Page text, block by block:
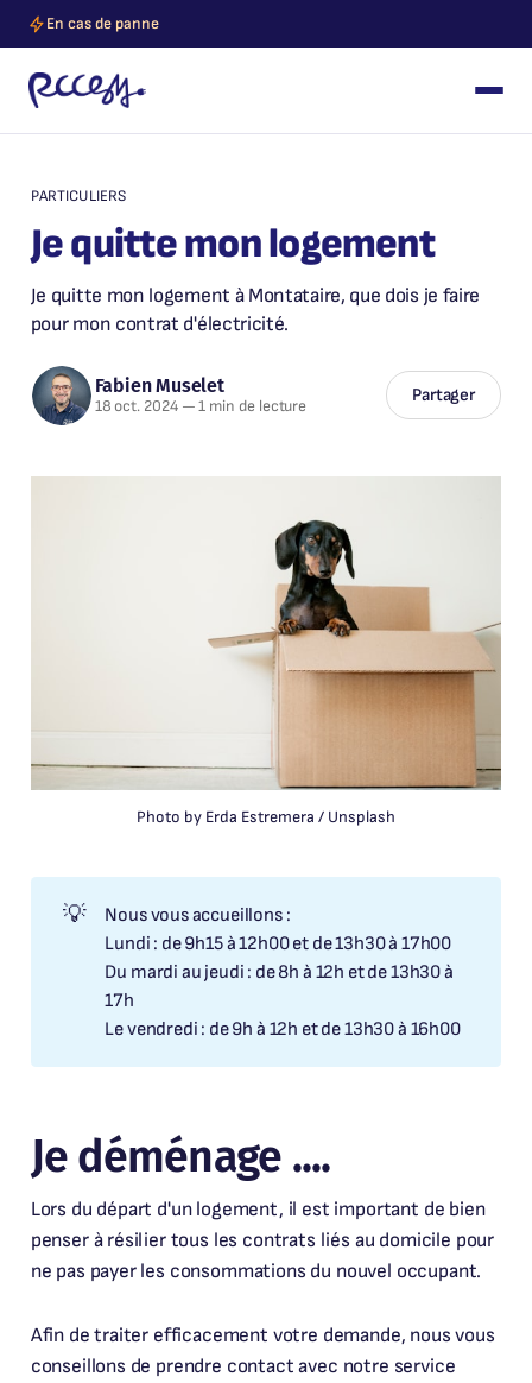
En cas de panne
PARTICULIERS
Je quitte mon logement
Je quitte mon logement à Montataire, que dois je faire
pour mon contrat d'électricité.
Fabien Muselet
18 oct. 2024 —1 min de lecture Partager
Photo by Erda Estremera / Unsplash
💡
Nous vous accueillons :
Lundi : de 9h15 à 12h00 et de 13h30 à 17h00
Du mardi au jeudi : de 8h à 12h et de 13h30 à
17h
Le vendredi : de 9h à 12h et de 13h30 à 16h00
Je déménage ....
Lors du départ d'un logement, il est important de bien
penser à résilier tous les contrats liés au domicile pour
ne pas payer les consommations du nouvel occupant.
Afin de traiter efficacement votre demande, nous vous
conseillons de prendre contact avec notre service